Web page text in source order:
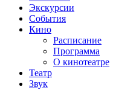
Экскурсии
События
Кино
Расписание
Программа
О кинотеатре
Театр
Звук